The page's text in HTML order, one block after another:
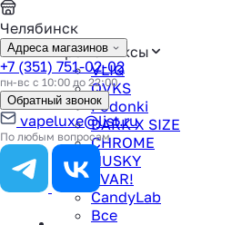
Аромамиксы
VLIQ
QVKS
Podonki
DARK X SIZE
CHROME
HUSKY
TVAR!
CandyLab
Все
Челябинск
Адреса магазинов
+7 (351) 751-02-02
пн-вс с 10:00 до 22:00
Обратный звонок
vapeluxe@list.ru
По любым вопросам